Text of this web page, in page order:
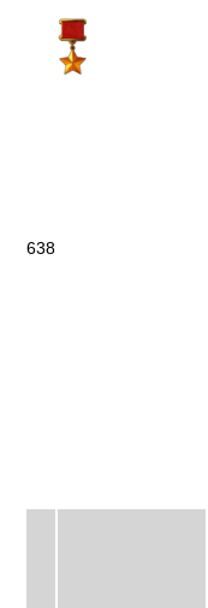
638